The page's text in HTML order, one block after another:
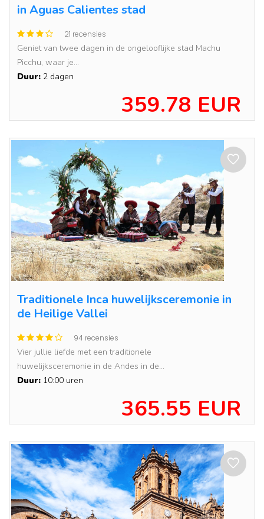
in Aguas Calientes stad
21 recensies
Geniet van twee dagen in de ongelooflijke stad Machu
Picchu, waar je...
Duur: 2 dagen
359.78 EUR
Traditionele Inca huwelijksceremonie in
de Heilige Vallei
94 recensies
Vier jullie liefde met een traditionele
huwelijksceremonie in de Andes in de...
Duur: 10:00 uren
365.55 EUR